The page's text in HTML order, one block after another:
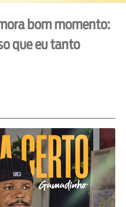
bom momento:
que eu tanto